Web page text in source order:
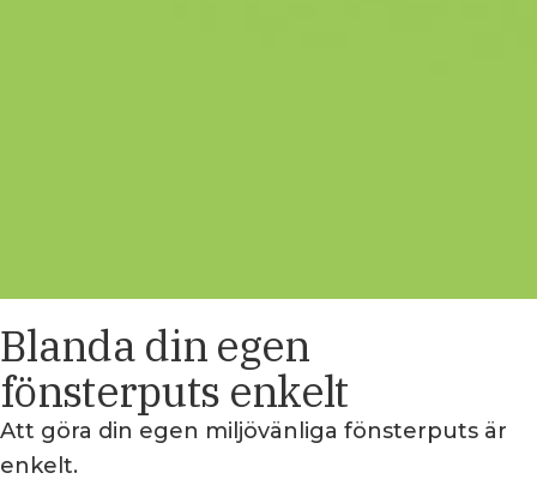
Blanda din egen
fönsterputs enkelt
Att göra din egen miljövänliga fönsterputs är
enkelt.